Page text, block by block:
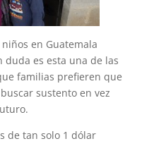
niños en Guatemala
es esta una de las
familias prefieren que
sustento en vez
de tan solo 1 dólar